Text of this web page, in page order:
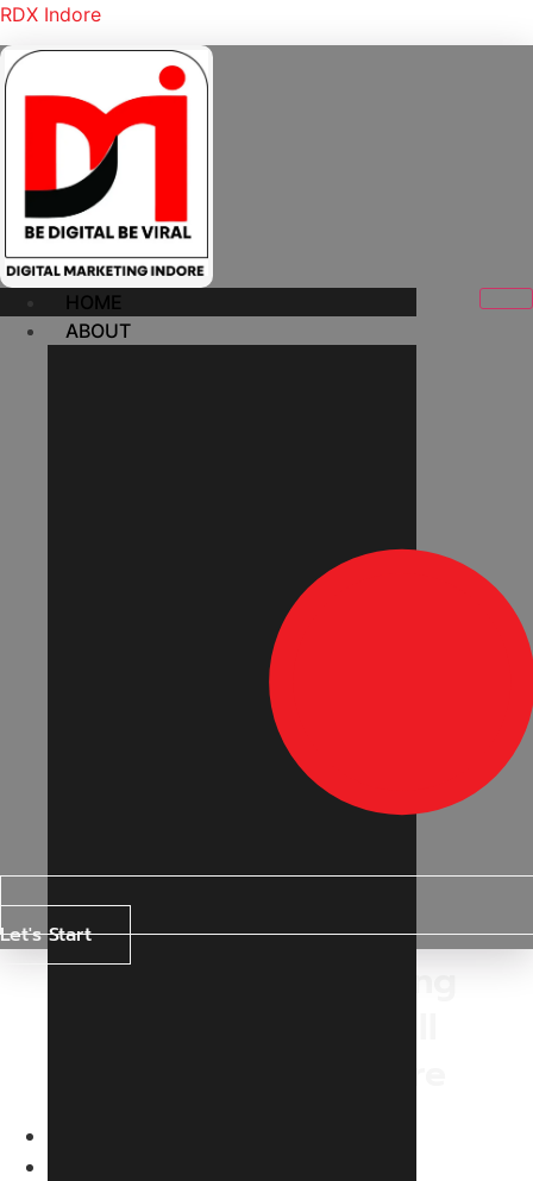
RDX Indore
HOME
ABOUT
Let's Start
Top Digital Marketing